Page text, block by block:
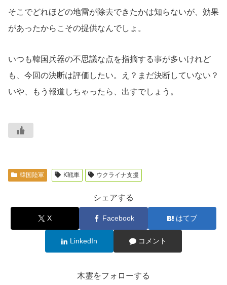
そこでどれほどの地雷が除去できたかは知らないが、効果
があったからこその提供なんでしょ。
いつも韓国兵器の不思議な点を指摘する事が多いけれど
も、今回の決断は評価したい。え？まだ決断していない？
いや、もう報道しちゃったら、出すでしょう。
韓国陸軍 K戦車 ウクライナ支援
シェアする
X Facebook はてブ
LinkedIn コメント
木霊をフォローする